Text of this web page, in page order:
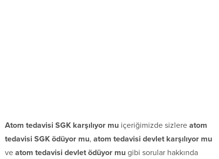
Atom tedavisi SGK karşılıyor mu içeriğimizde sizlere atom
tedavisi SGK ödüyor mu, atom tedavisi devlet karşılıyor mu
ve atom tedavisi devlet ödüyor mu gibi sorular hakkında